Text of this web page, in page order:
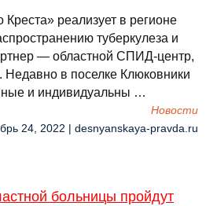
Креста» реализует в регионе
туберкулеза и
— областной СПИД-центр,
Недавно в поселке Клюковники
и индивидуальны …
Новости
24, 2022 | desnyanskaya-pravda.ru
больницы пройдут